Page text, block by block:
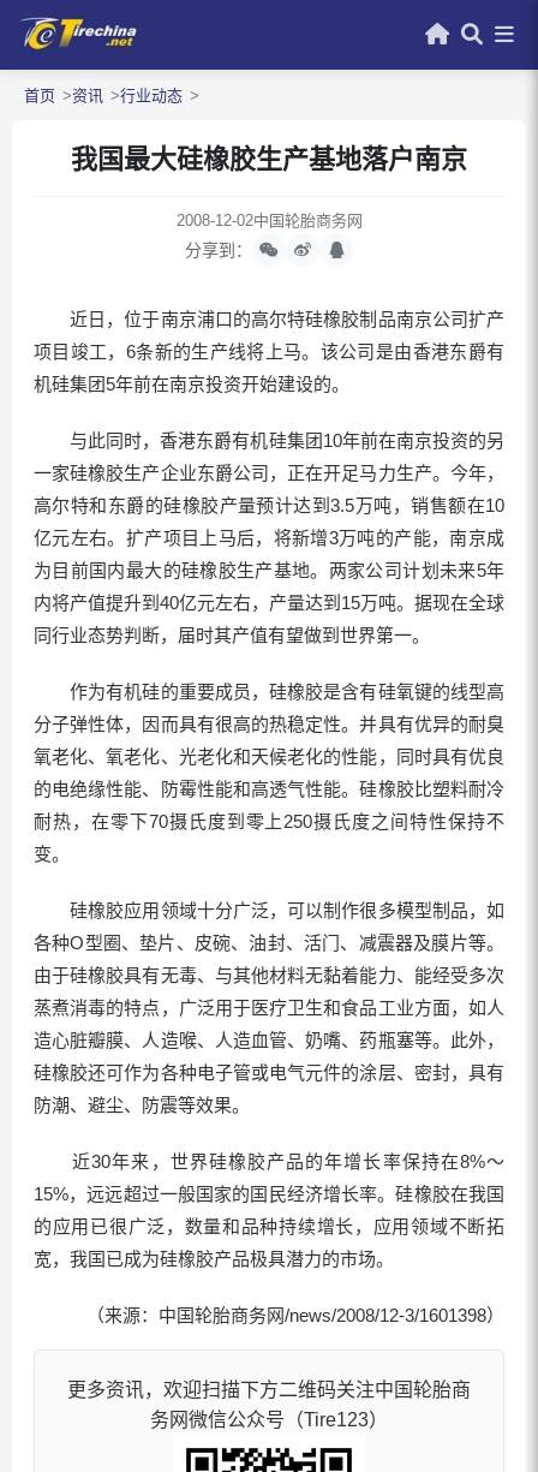
首页 资讯 行业动态
我国最大硅橡胶生产基地落户南京
2008-12-02中国轮胎商务网
分享到：
近日，位于南京浦口的高尔特硅橡胶制品南京公司扩产
项目竣工，6条新的生产线将上马。该公司是由香港东爵有
机硅集团5年前在南京投资开始建设的。
与此同时，香港东爵有机硅集团10年前在南京投资的另
一家硅橡胶生产企业东爵公司，正在开足马力生产。今年，
高尔特和东爵的硅橡胶产量预计达到3.5万吨，销售额在10
亿元左右。扩产项目上马后，将新增3万吨的产能，南京成
为目前国内最大的硅橡胶生产基地。两家公司计划未来5年
内将产值提升到40亿元左右，产量达到15万吨。据现在全球
同行业态势判断，届时其产值有望做到世界第一。
作为有机硅的重要成员，硅橡胶是含有硅氧键的线型高
分子弹性体，因而具有很高的热稳定性。并具有优异的耐臭
氧老化、氧老化、光老化和天候老化的性能，同时具有优良
的电绝缘性能、防霉性能和高透气性能。硅橡胶比塑料耐冷
耐热，在零下70摄氏度到零上250摄氏度之间特性保持不
变。
硅橡胶应用领域十分广泛，可以制作很多模型制品，如
各种O型圈、垫片、皮碗、油封、活门、减震器及膜片等。
由于硅橡胶具有无毒、与其他材料无黏着能力、能经受多次
蒸煮消毒的特点，广泛用于医疗卫生和食品工业方面，如人
造心脏瓣膜、人造喉、人造血管、奶嘴、药瓶塞等。此外，
硅橡胶还可作为各种电子管或电气元件的涂层、密封，具有
防潮、避尘、防震等效果。
近30年来，世界硅橡胶产品的年增长率保持在8%～
15%，远远超过一般国家的国民经济增长率。硅橡胶在我国
的应用已很广泛，数量和品种持续增长，应用领域不断拓
宽，我国已成为硅橡胶产品极具潜力的市场。
（来源：中国轮胎商务网/news/2008/12-3/1601398）
更多资讯，欢迎扫描下方二维码关注中国轮胎商
务网微信公众号（Tire123）